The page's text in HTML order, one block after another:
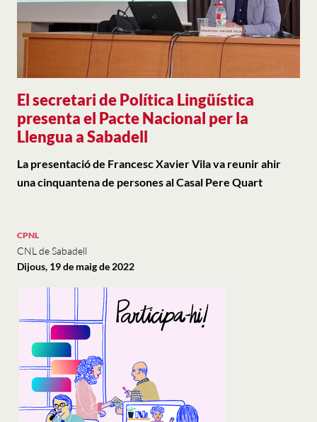
El secretari de Política Lingüística
presenta el Pacte Nacional per la
Llengua a Sabadell
La presentació de Francesc Xavier Vila va reunir ahir
una cinquantena de persones al Casal Pere Quart
CPNL
CNL de Sabadell
Dijous, 19 de maig de 2022